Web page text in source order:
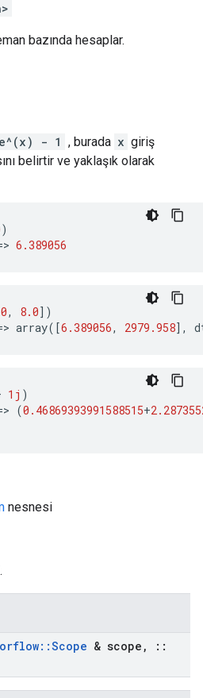
bazında hesaplar.
e^(x) - 1 , burada x giriş
belirtir ve yaklaşık olarak
)
6.389056
, 8.0])
array([6.389056, 2979.958],
1j )
(0.46869393991588515+
nesnesi
::Scope & scope ,
::